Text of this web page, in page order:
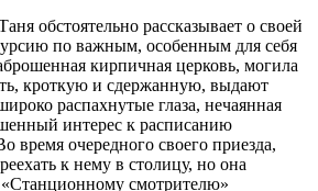
обстоятельно рассказывает о своей
по важным, особенным для себя
кирпичная церковь, могила
кроткую и сдержанную, выдают
распахнутые глаза, нечаянная
интерес к расписанию
время очередного своего приезда,
к нему в столицу, но она
смотрителю»